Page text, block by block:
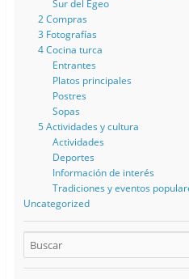
Sur del Egeo
2 Compras
3 Fotografías
4 Cocina turca
Entrantes
Platos principales
Postres
Sopas
5 Actividades y cultura
Actividades
Deportes
Información de interés
Tradiciones y eventos
Uncategorized